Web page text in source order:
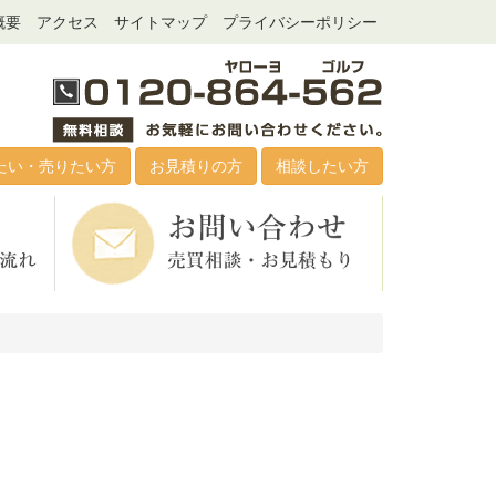
要 アクセス サイトマップ プライバシーポリシー
い・売りたい方 お見積りの方 相談したい方